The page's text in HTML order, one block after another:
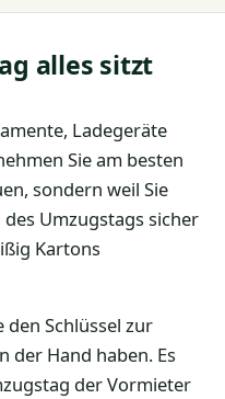
alles sitzt
Ladegeräte
Sie am besten
sondern weil Sie
Umzugstags sicher
Kartons
den Schlüssel zur
der Hand haben. Es
der Vormieter